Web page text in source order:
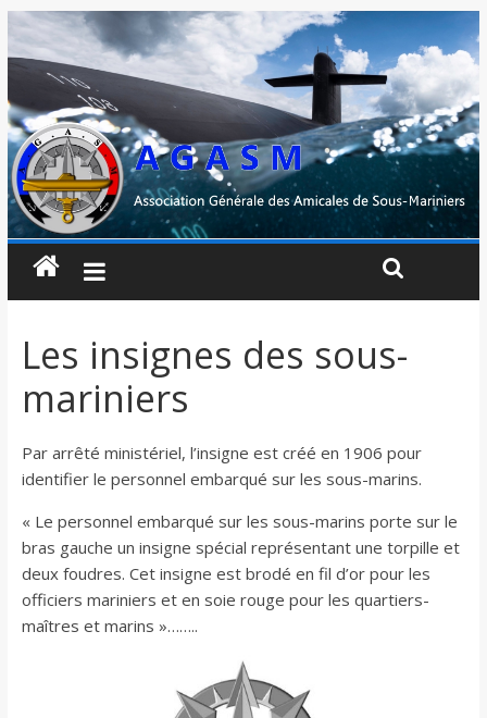
Les insignes des sous-
mariniers
Par arrêté ministériel, l’insigne est créé en 1906 pour
identifier le personnel embarqué sur les sous-marins.
« Le personnel embarqué sur les sous-marins porte sur le
bras gauche un insigne spécial représentant une torpille et
deux foudres. Cet insigne est brodé en fil d’or pour les
officiers mariniers et en soie rouge pour les quartiers-
maîtres et marins »……..